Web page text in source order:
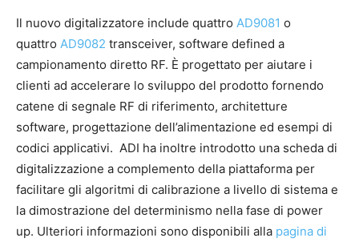
Il nuovo digitalizzatore include quattro AD9081 o
quattro AD9082 transceiver, software defined a
campionamento diretto RF. È progettato per aiutare i
clienti ad accelerare lo sviluppo del prodotto fornendo
catene di segnale RF di riferimento, architetture
software, progettazione dell’alimentazione ed esempi di
codici applicativi. ADI ha inoltre introdotto una scheda di
digitalizzazione a complemento della piattaforma per
facilitare gli algoritmi di calibrazione a livello di sistema e
la dimostrazione del determinismo nella fase di power
up. Ulteriori informazioni sono disponibili alla pagina di